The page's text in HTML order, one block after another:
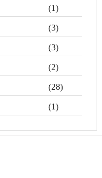
(1)
(3)
(3)
(2)
(28)
(1)